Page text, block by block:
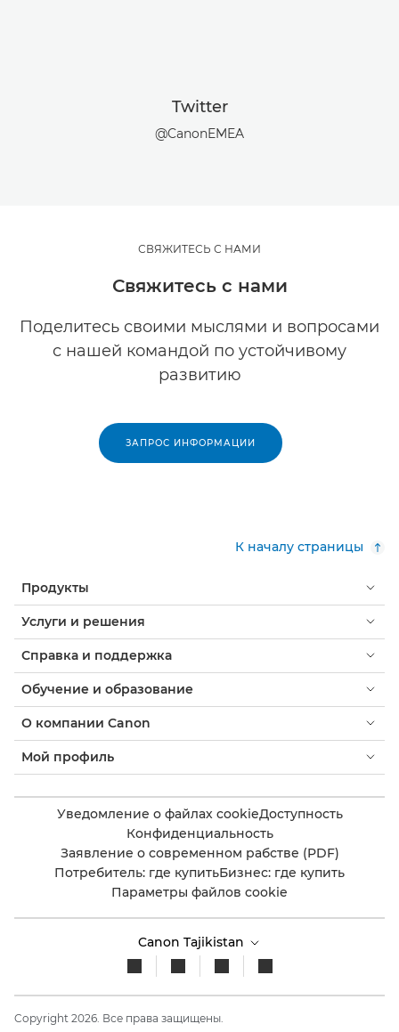
Twitter
@CanonEMEA
СВЯЖИТЕСЬ С НАМИ
Свяжитесь с нами
Поделитесь своими мыслями и вопросами
с нашей командой по устойчивому
развитию
ЗАПРОС ИНФОРМАЦИИ
К началу страницы
Продукты
Услуги и решения
Справка и поддержка
Обучение и образование
О компании Canon
Мой профиль
Уведомление о файлах cookieДоступность
Конфиденциальность
Заявление о современном рабстве (PDF)
Потребитель: где купитьБизнес: где купить
Параметры файлов cookie
Canon Tajikistan
Copyright 2026. Все права защищены.